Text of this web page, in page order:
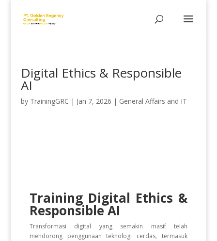
Digital Ethics & Responsible
AI
by TrainingGRC | Jan 7, 2026 | General Affairs and IT
Training Digital Ethics &
Responsible AI
Transformasi digital yang semakin masif telah
mendorong penggunaan teknologi cerdas, termasuk